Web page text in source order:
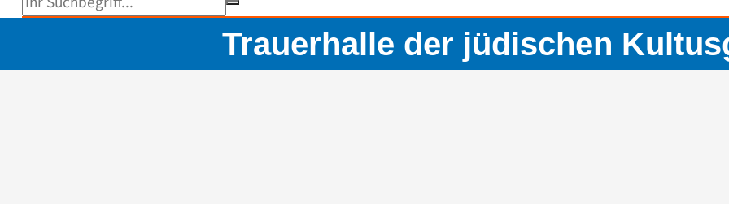
Suchbegriff eingeben
Trauerhalle der jüdischen